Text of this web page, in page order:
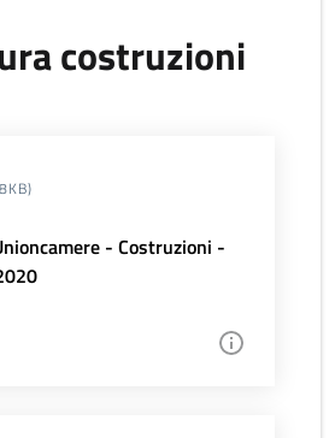
costruzioni
- Costruzioni -